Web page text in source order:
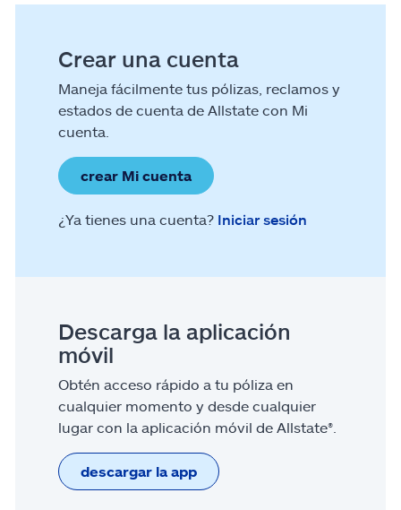
Crear una cuenta
Maneja fácilmente tus pólizas, reclamos y
estados de cuenta de Allstate con Mi
cuenta.
crear Mi cuenta
¿Ya tienes una cuenta? Iniciar sesión
Descarga la aplicación
móvil
Obtén acceso rápido a tu póliza en
cualquier momento y desde cualquier
lugar con la aplicación móvil de Allstate®.
descargar la app